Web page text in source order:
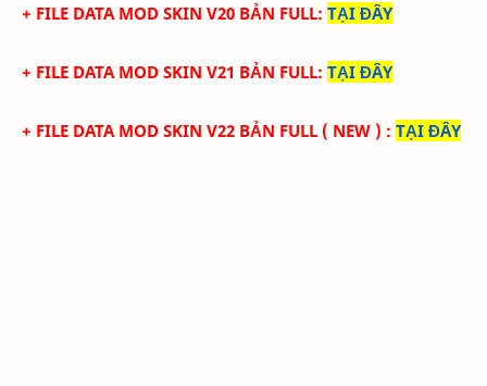
+ FILE DATA MOD SKIN V20 BẢN FULL: TẠI ĐÂY
+ FILE DATA MOD SKIN V21 BẢN FULL: TẠI ĐÂY
+ FILE DATA MOD SKIN V22 BẢN FULL ( NEW ) : TẠI ĐÂY